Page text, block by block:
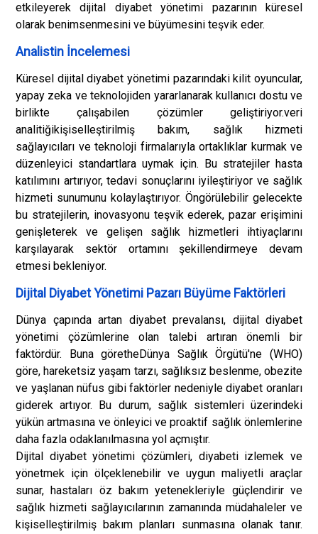
etkileyerek dijital diyabet yönetimi pazarının küresel
olarak benimsenmesini ve büyümesini teşvik eder.
Analistin İncelemesi
Küresel dijital diyabet yönetimi pazarındaki kilit oyuncular,
yapay zeka ve teknolojiden yararlanarak kullanıcı dostu ve
birlikte çalışabilen çözümler geliştiriyor.veri
analitiğikişiselleştirilmiş bakım, sağlık hizmeti
sağlayıcıları ve teknoloji firmalarıyla ortaklıklar kurmak ve
düzenleyici standartlara uymak için. Bu stratejiler hasta
katılımını artırıyor, tedavi sonuçlarını iyileştiriyor ve sağlık
hizmeti sunumunu kolaylaştırıyor. Öngörülebilir gelecekte
bu stratejilerin, inovasyonu teşvik ederek, pazar erişimini
genişleterek ve gelişen sağlık hizmetleri ihtiyaçlarını
karşılayarak sektör ortamını şekillendirmeye devam
etmesi bekleniyor.
Dijital Diyabet Yönetimi Pazarı Büyüme Faktörleri
Dünya çapında artan diyabet prevalansı, dijital diyabet
yönetimi çözümlerine olan talebi artıran önemli bir
faktördür. Buna göretheDünya Sağlık Örgütü'ne (WHO)
göre, hareketsiz yaşam tarzı, sağlıksız beslenme, obezite
ve yaşlanan nüfus gibi faktörler nedeniyle diyabet oranları
giderek artıyor. Bu durum, sağlık sistemleri üzerindeki
yükün artmasına ve önleyici ve proaktif sağlık önlemlerine
daha fazla odaklanılmasına yol açmıştır.
Dijital diyabet yönetimi çözümleri, diyabeti izlemek ve
yönetmek için ölçeklenebilir ve uygun maliyetli araçlar
sunar, hastaları öz bakım yetenekleriyle güçlendirir ve
sağlık hizmeti sağlayıcılarının zamanında müdahaleler ve
kişiselleştirilmiş bakım planları sunmasına olanak tanır.